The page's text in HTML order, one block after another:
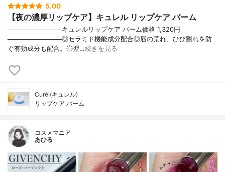
5.00
【夜の濃厚リップケア】キュレル リップケア バーム
────────────キュレルリップケア バーム価格 1,320円
────────────◎セラミド機能成分配合◎唇の荒れ、ひび割れを防
ぐ有効成分も配合。◎翌…続きを見る
Curél(キュレル)
リップケア バーム
コスメマニア
あひる